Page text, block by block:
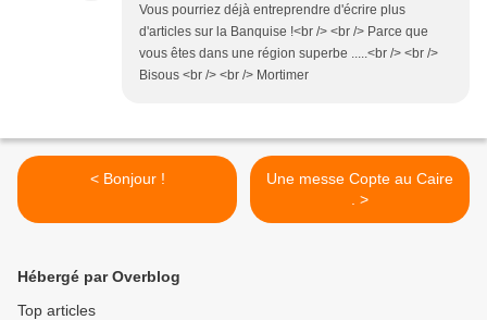
Vous pourriez déjà entreprendre d'écrire plus
d'articles sur la Banquise !<br /> <br /> Parce que
vous êtes dans une région superbe .....<br /> <br />
Bisous <br /> <br /> Mortimer
< Bonjour !
Une messe Copte au Caire
. >
Hébergé par Overblog
Top articles